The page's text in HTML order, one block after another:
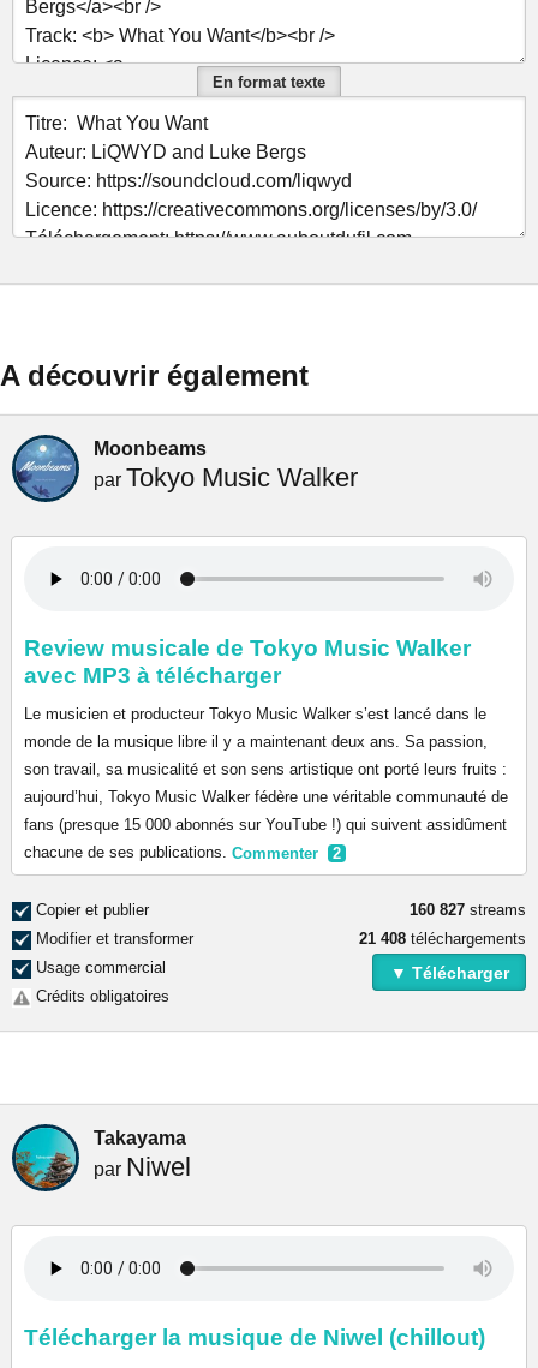
En format texte
A découvrir également
Moonbeams
par Tokyo Music Walker
Review musicale de Tokyo Music Walker
avec MP3 à télécharger
Le musicien et producteur Tokyo Music Walker s’est lancé dans le
monde de la musique libre il y a maintenant deux ans. Sa passion,
son travail, sa musicalité et son sens artistique ont porté leurs fruits :
aujourd’hui, Tokyo Music Walker fédère une véritable communauté de
fans (presque 15 000 abonnés sur YouTube !) qui suivent assidûment
chacune de ses publications. Commenter 2
Copier et publier
Modifier et transformer
Usage commercial
Crédits obligatoires
160 827 streams
21 408 téléchargements
▼ Télécharger
Takayama
par Niwel
Télécharger la musique de Niwel (chillout)